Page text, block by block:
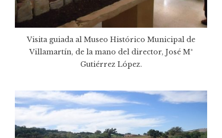
Visita guiada al Museo Histórico Municipal de
Villamartín, de la mano del director, José Mª
Gutiérrez López.